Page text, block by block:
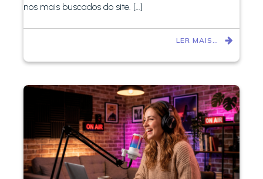
nos mais buscados do site. […]
LER MAIS…